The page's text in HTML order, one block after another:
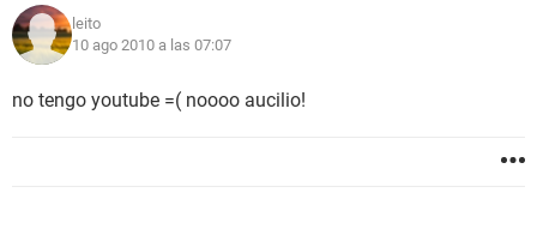
leito
10 ago 2010 a las 07:07
no tengo youtube =( noooo aucilio!